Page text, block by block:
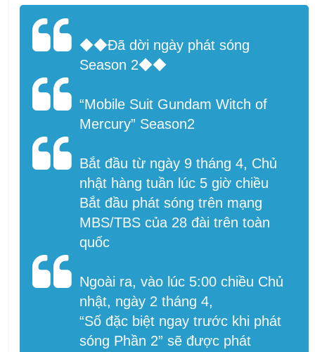
◆◆Đã dời ngày phát sóng
Season 2◆◆
“Mobile Suit Gundam Witch of
Mercury” Season2
Bắt đầu từ ngày 9 tháng 4, Chủ
nhật hàng tuần lúc 5 giờ chiều
Bắt đầu phát sóng trên mạng
MBS/TBS của 28 đài trên toàn
quốc
Ngoài ra, vào lúc 5:00 chiều Chủ
nhật, ngày 2 tháng 4,
“Số đặc biệt ngay trước khi phát
sóng Phần 2” sẽ được phát